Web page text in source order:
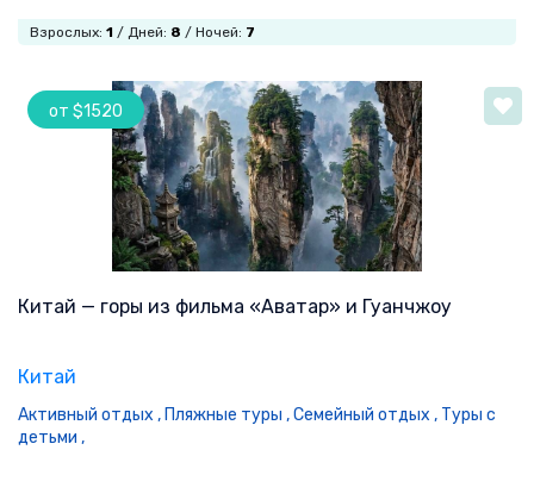
Взрослых: 1 / Дней: 8 / Ночей: 7
от $1520
Китай — горы из фильма «Аватар» и Гуанчжоу
Китай
Активный отдых , Пляжные туры ,Семейный отдых , Туры с
детьми ,